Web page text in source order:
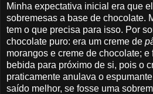
Minha expectativa inicial era que
sobremesas a base de chocolate.
tem o que precisa para isso. Por
chocolate puro: era um creme de
morangos e creme de chocolate; e
bebida para próximo de si, pois o
praticamente anulava o
saído melhor, se fosse uma